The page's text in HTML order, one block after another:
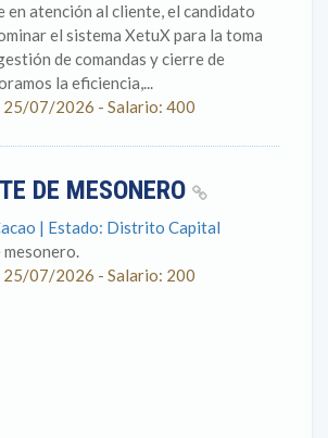
en atención al cliente, el candidato
el sistema XetuX para la toma
de comandas y cierre de
la eficiencia,...
25/07/2026 - Salario: 400
DE MESONERO
| Estado: Distrito Capital
mesonero.
25/07/2026 - Salario: 200